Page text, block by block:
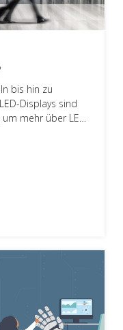
bis hin zu
Displays sind
mehr über LED-